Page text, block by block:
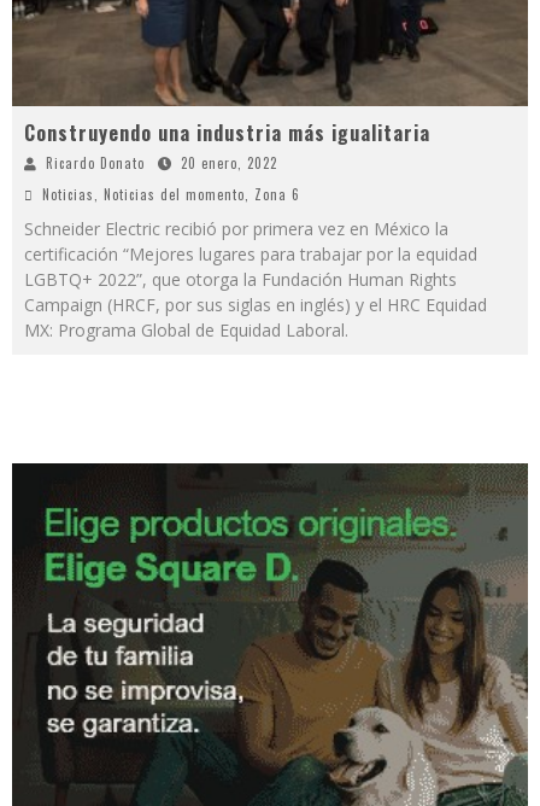
Construyendo una industria más igualitaria
Ricardo Donato
20 enero, 2022
Noticias, Noticias del momento, Zona 6
Schneider Electric recibió por primera vez en México la
certificación “Mejores lugares para trabajar por la equidad
LGBTQ+ 2022”, que otorga la Fundación Human Rights
Campaign (HRCF, por sus siglas en inglés) y el HRC Equidad
MX: Programa Global de Equidad Laboral.